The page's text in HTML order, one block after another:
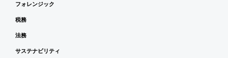
フォレンジック
税務
法務
サステナビリティ